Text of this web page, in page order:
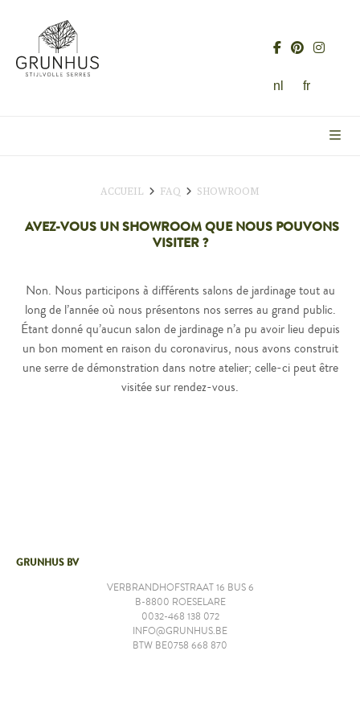
nl fr
ACCUEIL FAQ SHOWROOM
AVEZ-VOUS UN SHOWROOM QUE NOUS POUVONS
VISITER ?
Non. Nous participons à différents salons de jardinage tout au
long de l’année où nous présentons nos serres au grand public.
Étant donné qu’aucun salon de jardinage n’a pu avoir lieu depuis
un bon moment en raison du coronavirus, nous avons construit
une serre de démonstration dans notre atelier; celle-ci peut être
visitée sur rendez-vous.
GRUNHUS BV
VERBRANDHOFSTRAAT 16 BUS 6
B-8800 ROESELARE
0032-468 138 072
INFO@GRUNHUS.BE
BTW BE0758 668 870